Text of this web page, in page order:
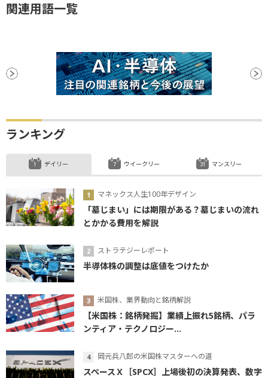
関連用語一覧
ランキング
デイリー
マネックス人生100年デザイン
「墓じまい」には期限がある？墓じまいの流れ
とかかる費用を解説
ストラテジーレポート
半導体株の調整は底値をつけたか
米国株、業界動向と銘柄解説
【米国株：銘柄発掘】業績上振れ5銘柄、パラ
ンティア・テクノロジー...
岡元兵八郎の米国株マスターへの道
スペースＸ［SPCX］上場後初の決算発表、数字
ウイークリー マンスリー